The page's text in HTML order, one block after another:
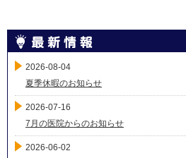
2026-08-04
夏季休暇のお知らせ
2026-07-16
7月の医院からのお知らせ
2026-06-02